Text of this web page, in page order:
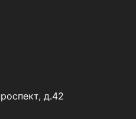
д.42